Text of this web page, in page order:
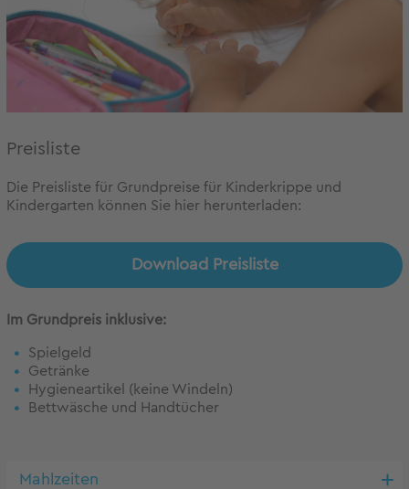
Preisliste
Die Preisliste für Grundpreise für Kinderkrippe und
Kindergarten können Sie hier herunterladen:
Download Preisliste
Im Grundpreis inklusive:
Spielgeld
Getränke
Hygieneartikel (keine Windeln)
Bettwäsche und Handtücher
Mahlzeiten